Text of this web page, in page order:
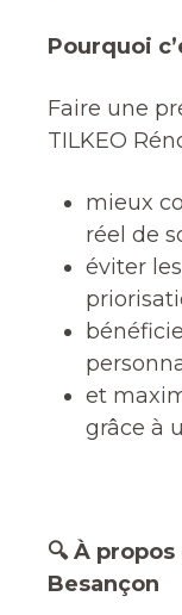
Pourquoi
Faire une
TILKEO
mieux
réel de
éviter
et
grâce à
🔍 À
Besançon